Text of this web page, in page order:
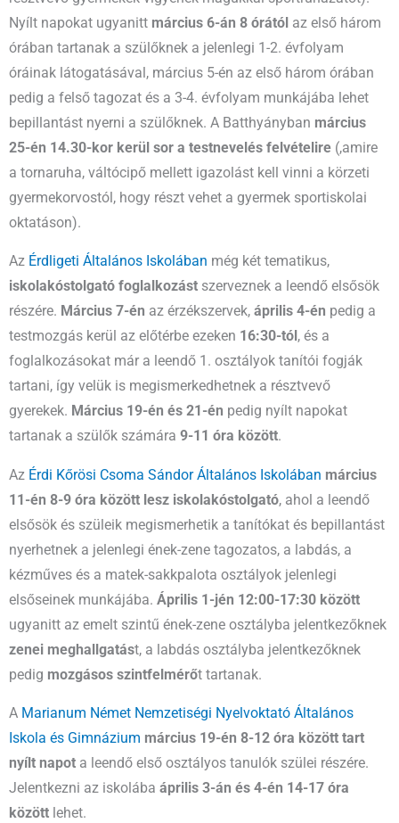
Nyílt napokat ugyanitt március 6-án 8 órától az első három
órában tartanak a szülőknek a jelenlegi 1-2. évfolyam
óráinak látogatásával, március 5-én az első három órában
pedig a felső tagozat és a 3-4. évfolyam munkájába lehet
bepillantást nyerni a szülőknek. A Batthyányban március
25-én 14.30-kor kerül sor a testnevelés felvételire (,amire
a tornaruha, váltócipő mellett igazolást kell vinni a körzeti
gyermekorvostól, hogy részt vehet a gyermek sportiskolai
oktatáson).
Az Érdligeti Általános Iskolában még két tematikus,
iskolakóstolgató foglalkozást szerveznek a leendő elsősök
részére. Március 7-én az érzékszervek, április 4-én pedig a
testmozgás kerül az előtérbe ezeken 16:30-tól , és a
foglalkozásokat már a leendő 1. osztályok tanítói fogják
tartani, így velük is megismerkedhetnek a résztvevő
gyerekek. Március 19-én és 21-én pedig nyílt napokat
tartanak a szülők számára 9-11 óra között.
Az Érdi Kőrösi Csoma Sándor Általános Iskolában március
11-én 8-9 óra között lesz iskolakóstolgató, ahol a leendő
elsősök és szüleik megismerhetik a tanítókat és bepillantást
nyerhetnek a jelenlegi ének-zene tagozatos, a labdás, a
kézműves és a matek-sakkpalota osztályok jelenlegi
elsőseinek munkájába. Április 1-jén 12:00-17:30 között
ugyanitt az emelt szintű ének-zene osztályba jelentkezőknek
zenei meghallgatást, a labdás osztályba jelentkezőknek
pedig mozgásos szintfelmérőt tartanak.
A Marianum Német Nemzetiségi Nyelvoktató Általános
Iskola és Gimnázium március 19-én 8-12 óra között tart
nyílt napot a leendő első osztályos tanulók szülei részére.
Jelentkezni az iskolába április 3-án és 4-én 14-17 óra
között lehet.